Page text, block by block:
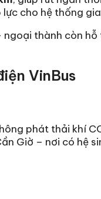
cho hệ thống
ngoại thành còn
VinBus
phát thải khí
Giờ – nơi có hệ